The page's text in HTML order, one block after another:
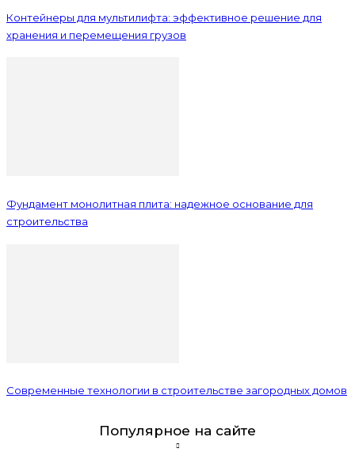
Контейнеры для мультилифта: эффективное решение для
хранения и перемещения грузов
Фундамент монолитная плита: надежное основание для
строительства
Современные технологии в строительстве загородных домов
Популярное на сайте